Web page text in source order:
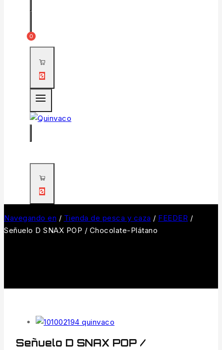
0
0
0
Navegando en / Tienda de pesca y caza / FEEDER /
Señuelo D SNAX POP / Chocolate-Plátano
Señuelo D SNAX POP /